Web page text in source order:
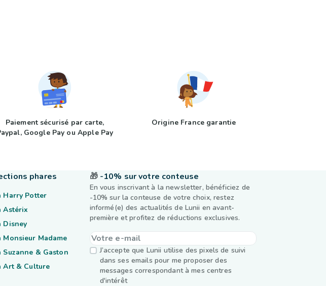
Paiement sécurisé par carte,
Google Pay ou Apple Pay
Origine France garantie
🎁 -10% sur votre conteuse
En vous inscrivant à la newsletter, bénéficiez de
-10% sur la conteuse de votre choix, restez
informé(e) des actualités de Lunii en avant-
première et profitez de réductions exclusives.
J’accepte que Lunii utilise des pixels de suivi
dans ses emails pour me proposer des
messages correspondant à mes centres
d'intérêt
phares
Harry Potter
Astérix
Disney
Madame
& Gaston
Art & Culture